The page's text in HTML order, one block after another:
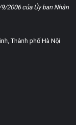
2006 của Ủy ban Nhân
Thành phố Hà Nội